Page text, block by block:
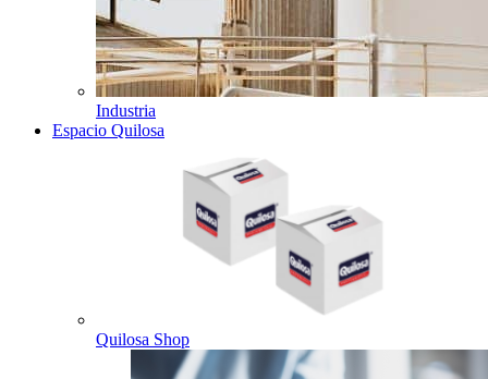
Industria
Espacio Quilosa
Quilosa Shop